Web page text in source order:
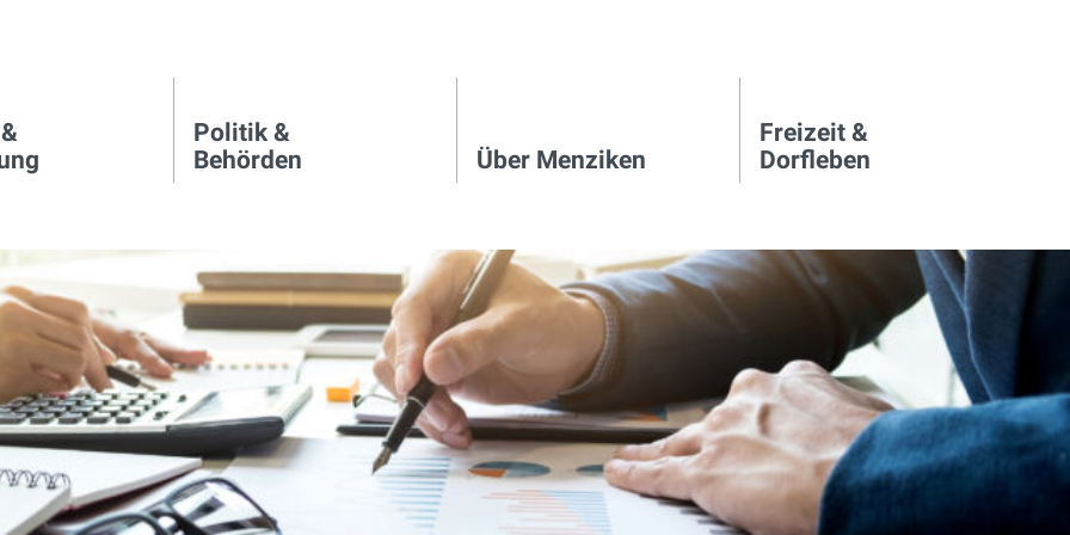
Politik &
Behörden
Über Menziken
Freizeit &
Dorfleben